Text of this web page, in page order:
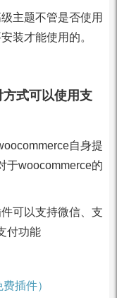
主题不管是否使用
装才能使用的。
式可以使用支
自身提
于woocommerce的
可以支持微信、支
付功能
插件）